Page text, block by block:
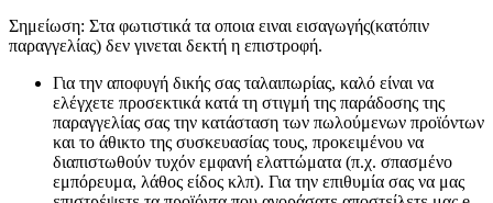
Σημείωση: Στα φωτιστικά τα οποια ειναι εισαγωγής(κατόπιν
παραγγελίας) δεν γινεται δεκτή η επιστροφή.
Για την αποφυγή δικής σας ταλαιπωρίας, καλό είναι να
ελέγχετε προσεκτικά κατά τη στιγμή της παράδοσης της
παραγγελίας σας την κατάσταση των πωλούμενων προϊόντων
και το άθικτο της συσκευασίας τους, προκειμένου να
διαπιστωθούν τυχόν εμφανή ελαττώματα (π.χ. σπασμένο
εμπόρευμα, λάθος είδος κλπ). Για την επιθυμία σας να μας